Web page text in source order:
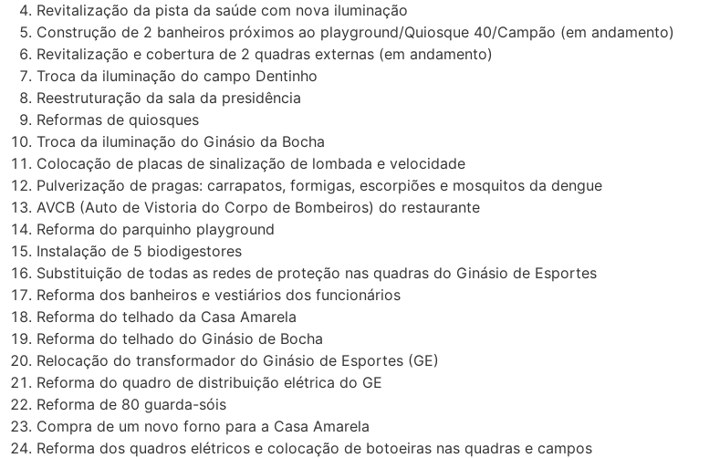
Revitalização da pista da saúde com nova iluminação
Construção de 2 banheiros próximos ao playground/Quiosque 40/Campão (em andamento)
Revitalização e cobertura de 2 quadras externas (em andamento)
Troca da iluminação do campo Dentinho
Reestruturação da sala da presidência
Reformas de quiosques
Troca da iluminação do Ginásio da Bocha
Colocação de placas de sinalização de lombada e velocidade
Pulverização de pragas: carrapatos, formigas, escorpiões e mosquitos da dengue
AVCB (Auto de Vistoria do Corpo de Bombeiros) do restaurante
Reforma do parquinho playground
Instalação de 5 biodigestores
Substituição de todas as redes de proteção nas quadras do Ginásio de Esportes
Reforma dos banheiros e vestiários dos funcionários
Reforma do telhado da Casa Amarela
Reforma do telhado do Ginásio de Bocha
Relocação do transformador do Ginásio de Esportes (GE)
Reforma do quadro de distribuição elétrica do GE
Reforma de 80 guarda-sóis
Compra de um novo forno para a Casa Amarela
Reforma dos quadros elétricos e colocação de botoeiras nas quadras e campos